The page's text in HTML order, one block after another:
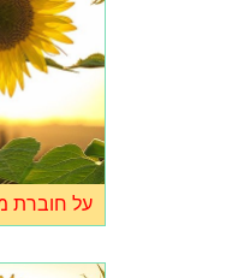
על חוברת